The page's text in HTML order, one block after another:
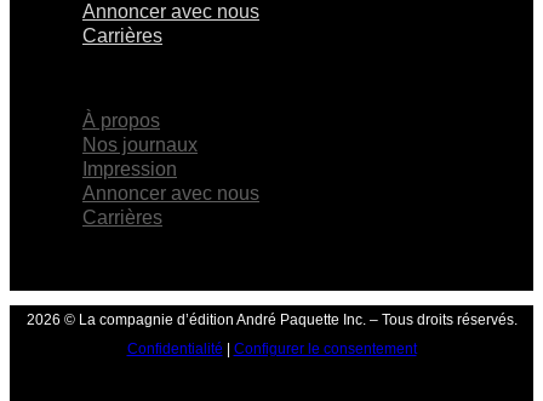
Annoncer avec nous
Carrières
À propos
Nos journaux
Impression
Annoncer avec nous
Carrières
2026 © La compagnie d’édition André Paquette Inc. – Tous droits réservés.
Confidentialité
Configurer le consentement